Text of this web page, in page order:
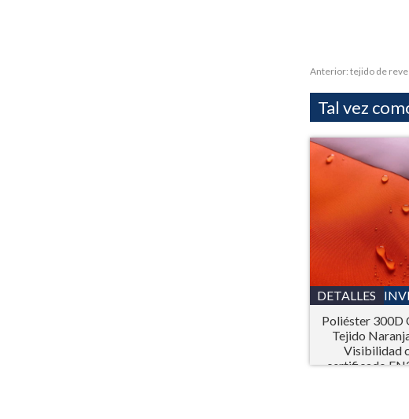
Anterior: tejido de
Tal vez
DETALLES
Poliéster 300D
Tejido
Visibilidad
certificado